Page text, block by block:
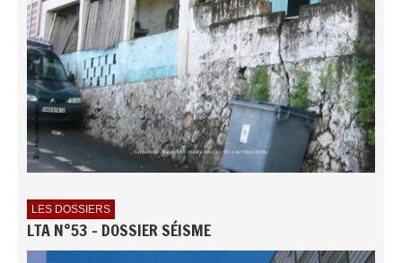
LES DOSSIERS
LTA N°53 - DOSSIER SÉISME